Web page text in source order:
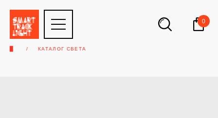
0
КАТАЛОГ СВЕТА